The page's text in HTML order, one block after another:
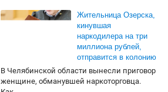
Жительница Озерска,
кинувшая
наркодилера на три
миллиона рублей,
отправится в колонию
В Челябинской области вынесли приговор
женщине, обманувшей наркоторговца.